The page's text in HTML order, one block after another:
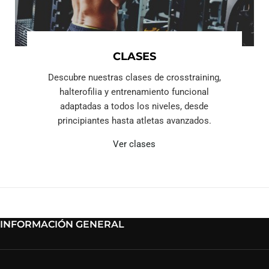
CLASES
Descubre nuestras clases de crosstraining,
halterofilia y entrenamiento funcional
adaptadas a todos los niveles, desde
principiantes hasta atletas avanzados.
Ver clases
INFORMACIÓN GENERAL